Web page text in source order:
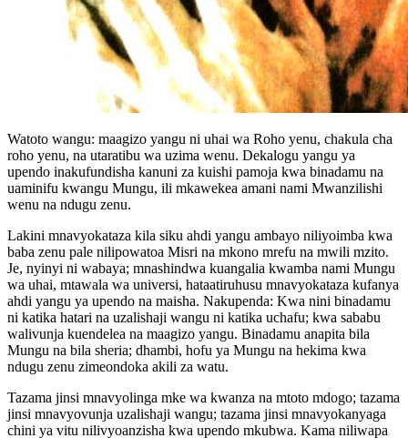
Watoto wangu: maagizo yangu ni uhai wa Roho yenu, chakula cha
roho yenu, na utaratibu wa uzima wenu. Dekalogu yangu ya
upendo inakufundisha kanuni za kuishi pamoja kwa binadamu na
uaminifu kwangu Mungu, ili mkawekea amani nami Mwanzilishi
wenu na ndugu zenu.
Lakini mnavyokataza kila siku ahdi yangu ambayo niliyoimba kwa
baba zenu pale nilipowatoa Misri na mkono mrefu na mwili mzito.
Je, nyinyi ni wabaya; mnashindwa kuangalia kwamba nami Mungu
wa uhai, mtawala wa universi, hataatiruhusu mnavyokataza kufanya
ahdi yangu ya upendo na maisha. Nakupenda: Kwa nini binadamu
ni katika hatari na uzalishaji wangu ni katika uchafu; kwa sababu
walivunja kuendelea na maagizo yangu. Binadamu anapita bila
Mungu na bila sheria; dhambi, hofu ya Mungu na hekima kwa
ndugu zenu zimeondoka akili za watu.
Tazama jinsi mnavyolinga mke wa kwanza na mtoto mdogo; tazama
jinsi mnavyovunja uzalishaji wangu; tazama jinsi mnavyokanyaga
chini ya vitu nilivyoanzisha kwa upendo mkubwa. Kama niliwapa